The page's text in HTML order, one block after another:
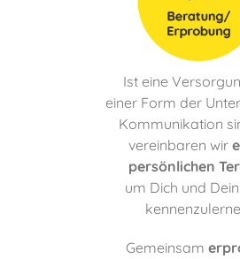
Ist eine
einer Form der
Kommunikation
vereinbaren wir
persönlichen
um Dich und
Gemeinsam